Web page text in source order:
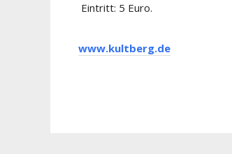
Eintritt: 5 Euro.
www.kultberg.de